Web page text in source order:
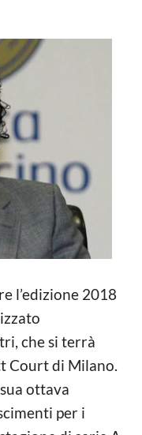
l’edizione 2018
che si terrà
Court di Milano.
ottava
per i